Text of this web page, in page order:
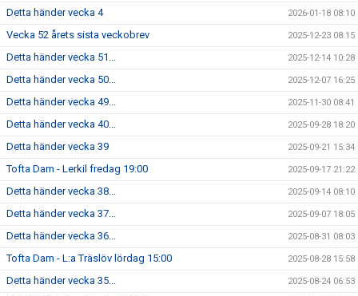
Detta händer vecka 4 2026-01-18 08:10
Vecka 52 årets sista veckobrev 2025-12-23 08:15
Detta händer vecka 51... 2025-12-14 10:28
Detta händer vecka 50... 2025-12-07 16:25
Detta händer vecka 49... 2025-11-30 08:41
Detta händer vecka 40... 2025-09-28 18:20
Detta händer vecka 39 2025-09-21 15:34
Tofta Dam - Lerkil fredag 19:00 2025-09-17 21:22
Detta händer vecka 38... 2025-09-14 08:10
Detta händer vecka 37... 2025-09-07 18:05
Detta händer vecka 36... 2025-08-31 08:03
Tofta Dam - L:a Träslöv lördag 15:00 2025-08-28 15:58
Detta händer vecka 35... 2025-08-24 06:53